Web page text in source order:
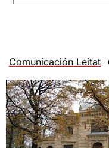
Comunicación Leitat